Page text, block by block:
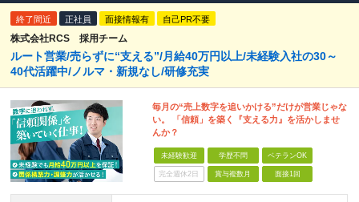
終了間近 正社員 面接情報有 自己PR不要
株式会社RCS 採用チーム
ルート営業/売らずに“支える”/月給40万円以上/未経験入社の30～
40代活躍中/ノルマ・新規なし/研修充実
毎月の“売上数字を追いかける”だけが営業じゃな
い。 「信頼」を築く『支える力』を活かしませ
んか？
未経験歓迎 学歴不問 ベテランOK
完全週休2日 賞与複数月 面接1回